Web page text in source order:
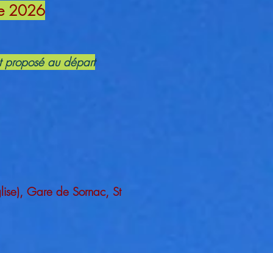
2026
proposé au départ
Gare de Sornac, St